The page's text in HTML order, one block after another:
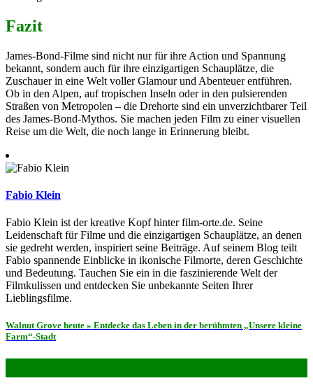
Fazit
James-Bond-Filme sind nicht nur für ihre Action und Spannung
bekannt, sondern auch für ihre einzigartigen Schauplätze, die
Zuschauer in eine Welt voller Glamour und Abenteuer entführen.
Ob in den Alpen, auf tropischen Inseln oder in den pulsierenden
Straßen von Metropolen – die Drehorte sind ein unverzichtbarer Teil
des James-Bond-Mythos. Sie machen jeden Film zu einer visuellen
Reise um die Welt, die noch lange in Erinnerung bleibt.
Fabio Klein
Fabio Klein ist der kreative Kopf hinter film-orte.de. Seine
Leidenschaft für Filme und die einzigartigen Schauplätze, an denen
sie gedreht werden, inspiriert seine Beiträge. Auf seinem Blog teilt
Fabio spannende Einblicke in ikonische Filmorte, deren Geschichte
und Bedeutung. Tauchen Sie ein in die faszinierende Welt der
Filmkulissen und entdecken Sie unbekannte Seiten Ihrer
Lieblingsfilme.
Beitragsnavigation
Walnut Grove heute » Entdecke das Leben in der berühmten „Unsere kleine
Farm“-Stadt